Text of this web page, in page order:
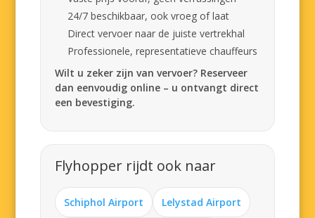
24/7 beschikbaar, ook vroeg of laat
Direct vervoer naar de juiste vertrekhal
Professionele, representatieve chauffeurs
Wilt u zeker zijn van vervoer? Reserveer
dan eenvoudig online – u ontvangt direct
een bevestiging.
Flyhopper rijdt ook naar
Schiphol Airport Lelystad Airport